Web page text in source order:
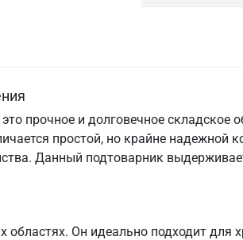
прочное и долговечное складское
простой, но крайне надежной
Данный подтоварник
Он идеально подходит для